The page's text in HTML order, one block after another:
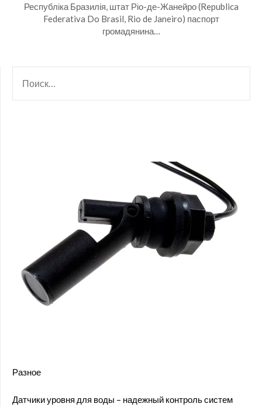
Республіка Бразилія, штат Ріо-де-Жанейро (Republica
Federativa Do Brasil, Rio de Janeiro) паспорт
громадянина…
Разное
Датчики уровня для воды – надежный контроль систем